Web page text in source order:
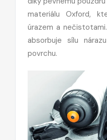
materiálu Oxford,
úrazem a
absorbuje sílu
povrchu.